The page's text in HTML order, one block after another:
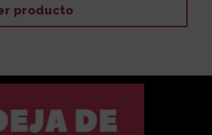
producto